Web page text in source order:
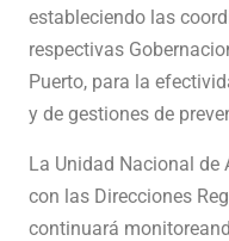
estableciendo las
respectivas
Puerto, para la
y de gestiones de
La Unidad Nacional de
con las Direcciones
continuará